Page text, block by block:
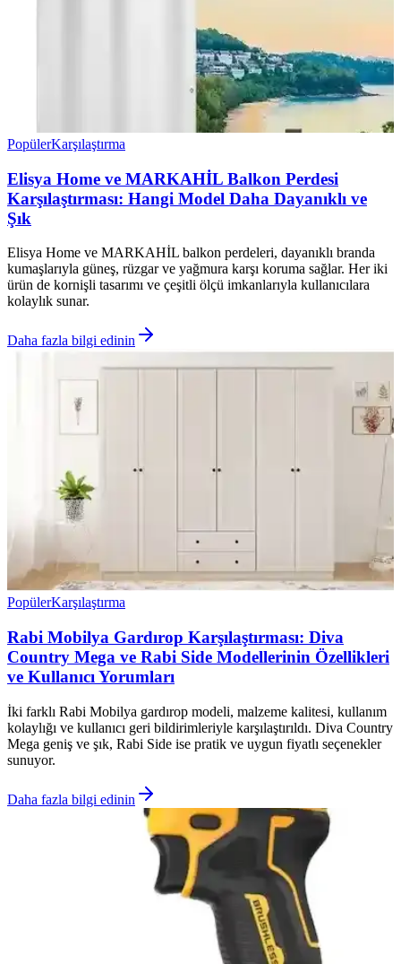
PopülerKarşılaştırma
Elisya Home ve MARKAHİL Balkon Perdesi
Karşılaştırması: Hangi Model Daha Dayanıklı ve
Şık
Elisya Home ve MARKAHİL balkon perdeleri, dayanıklı branda
kumaşlarıyla güneş, rüzgar ve yağmura karşı koruma sağlar. Her iki
ürün de kornişli tasarımı ve çeşitli ölçü imkanlarıyla kullanıcılara
kolaylık sunar.
Daha fazla bilgi edinin
PopülerKarşılaştırma
Rabi Mobilya Gardırop Karşılaştırması: Diva
Country Mega ve Rabi Side Modellerinin Özellikleri
ve Kullanıcı Yorumları
İki farklı Rabi Mobilya gardırop modeli, malzeme kalitesi, kullanım
kolaylığı ve kullanıcı geri bildirimleriyle karşılaştırıldı. Diva Country
Mega geniş ve şık, Rabi Side ise pratik ve uygun fiyatlı seçenekler
sunuyor.
Daha fazla bilgi edinin